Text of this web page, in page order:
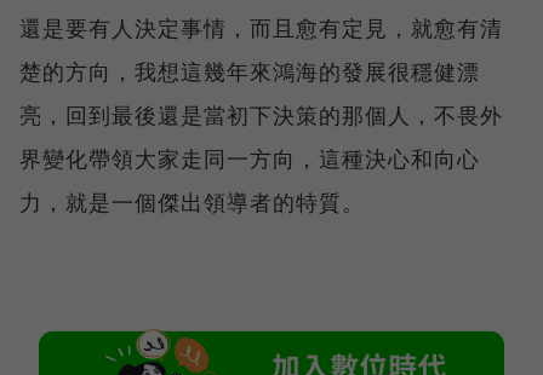
還是要有人決定事情，而且愈有定見，就愈有清
楚的方向，我想這幾年來鴻海的發展很穩健漂
亮，回到最後還是當初下決策的那個人，不畏外
界變化帶領大家走同一方向，這種決心和向心
力，就是一個傑出領導者的特質。